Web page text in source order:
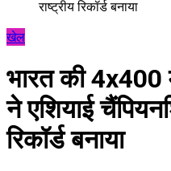
राष्ट्रीय रिकॉर्ड बनाया
खेल
भारत की 4x400
ने एशियाई
रिकॉर्ड बनाया